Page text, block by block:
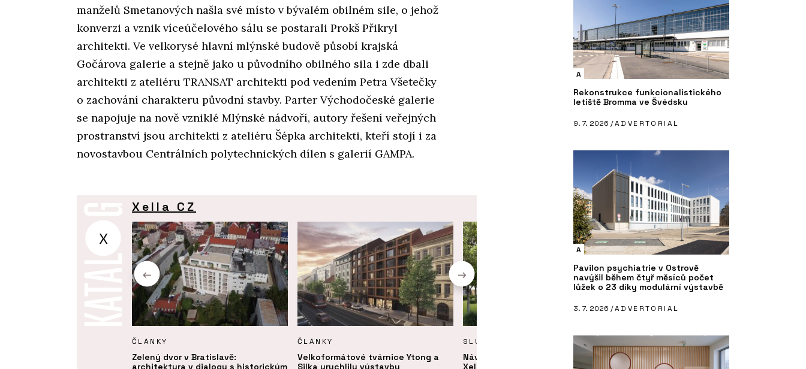
manželů Smetanových našla své místo v bývalém obilném sile, o jehož
konverzi a vznik víceúčelového sálu se postarali Prokš Přikryl
architekti. Ve velkorysé hlavní mlýnské budově působí krajská
Gočárova galerie a stejně jako u původního obilného sila i zde dbali
architekti z ateliéru TRANSAT architekti pod vedením Petra Všetečky
o zachování charakteru původní stavby. Parter Východočeské galerie
se napojuje na nově vzniklé Mlýnské nádvoří, autory řešení veřejných
prostranství jsou architekti z ateliéru Šépka architekti, kteří stojí i za
novostavbou Centrálních polytechnických dílen s galerií GAMPA.
X
Xella CZ
ČLÁNKY
Zelený dvor v Bratislavě:
architektura v dialogu s historickým
ČLÁNKY
Velkoformátové tvárnice Ytong a
Silka urychlily výstavbu
SLUŽBY
Návrh a projektování projektů -
Xella
Pórobetonový stavební materiál
Ytong - Xella
A
Rekonstrukce funkcionalistického
letiště Bromma ve Švédsku
9. 7. 2026 /ADVERTORIAL
A
Pavilon psychiatrie v Ostrově
navýšil během čtyř měsíců počet
lůžek o 23 díky modulární výstavbě
3. 7. 2026 /ADVERTORIAL